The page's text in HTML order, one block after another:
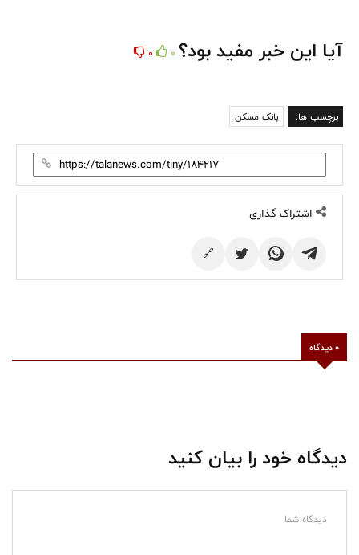
آیا این خبر مفید بود؟ 0
0
برچسب ها: بانک مسکن
اشتراک گذاری
🔗
0 دیدگاه
دیدگاه خود را بیان کنید